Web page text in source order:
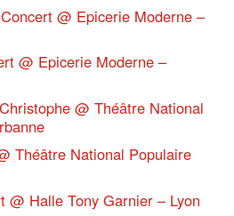
@ Epicerie Moderne –
@ Epicerie Moderne –
@ Théâtre National
Théâtre National Populaire
@ Halle Tony Garnier – Lyon